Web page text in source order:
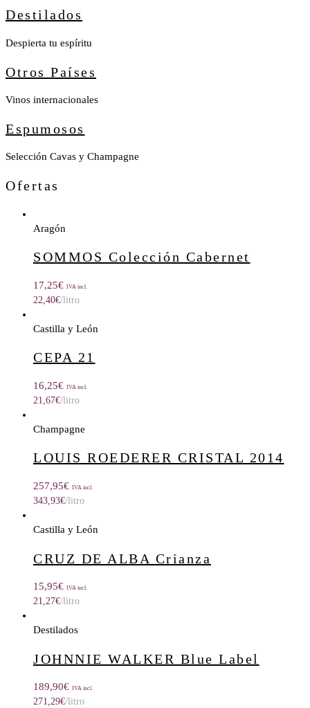
Destilados
Despierta tu espíritu
Otros Países
Vinos internacionales
Espumosos
Selección Cavas y Champagne
Ofertas
Aragón
SOMMOS Colección Cabernet
17,25€ IVA incl.
22,40€/litro
Castilla y León
CEPA 21
16,25€ IVA incl.
21,67€/litro
Champagne
LOUIS ROEDERER CRISTAL 2014
257,95€ IVA incl.
343,93€/litro
Castilla y León
CRUZ DE ALBA Crianza
15,95€ IVA incl.
21,27€/litro
Destilados
JOHNNIE WALKER Blue Label
189,90€ IVA incl.
271,29€/litro